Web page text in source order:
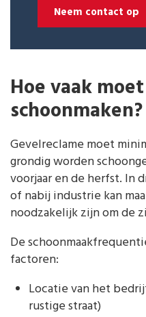
Neem contact op
Hoe vaak
schoonmaken?
Gevelreclame moet
grondig worden
voorjaar en de herfst. In
of nabij industrie kan
noodzakelijk zijn om de
De
factoren:
Locatie van het
rustige straat)